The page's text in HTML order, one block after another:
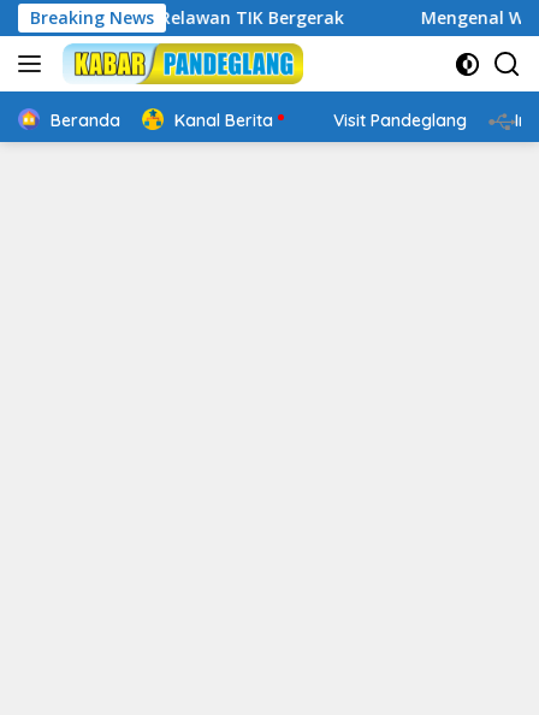
Langsung
ke
konten
Breaking News
Relawan TIK Bergerak Mengenal Website
Beranda Kanal Berita Visit Pandeglang